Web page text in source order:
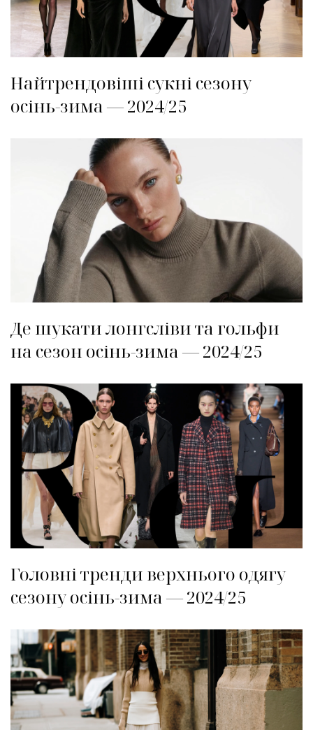
Найтрендовіші сукні сезону
осінь-зима — 2024/25
Де шукати лонгсліви та гольфи
на сезон осінь-зима — 2024/25
Головні тренди верхнього одягу
сезону осінь-зима — 2024/25